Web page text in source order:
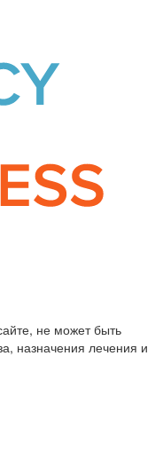
не может быть
назначения лечения и